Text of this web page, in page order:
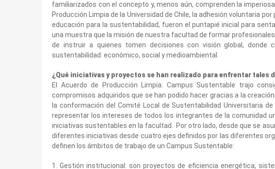
familiarizados con el concepto y, menos aún, comprenden la
Producción Limpia de la Universidad de Chile, la adhesión voluntaria
educación para la sustentabilidad, fueron el puntapié inicial para
una muestra que la misión de nuestra facultad de formar
de instruir a quienes tomen decisiones con visión global,
sustentabilidad: económico, social y medioambiental.
¿Qué iniciativas y proyectos se han realizado para enfrentar tales
El Acuerdo de Producción Limpia: Campus Sustentable trajo
compromisos adquiridos que se han podido hacer gracias a la
la conformación del Comité Local de Sustentabilidad Universitaria
representar los intereses de todos los integrantes de la comunidad
iniciativas sustentables en la facultad. Por otro lado, desde que se
diferentes iniciativas desde cuatro ejes definidos por las diferentes
definen los ámbitos de trabajo de un Campus Sustentable:
1. Gestión institucional: son proyectos de eficiencia energética,